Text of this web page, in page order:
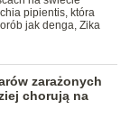
pipientis, która
jak denga, Zika
zarażonych
chorują na